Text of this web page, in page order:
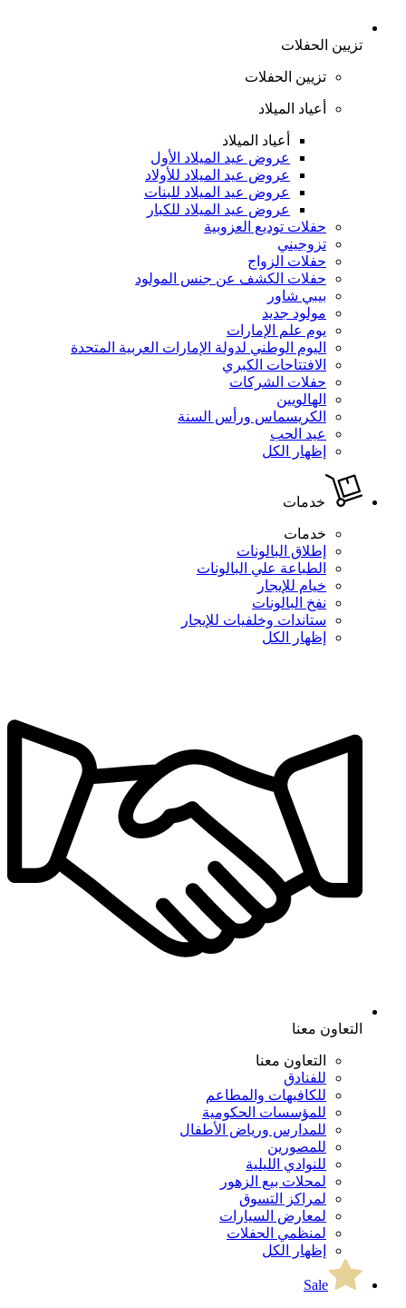
تزيين الحفلات
تزيين الحفلات
أعياد الميلاد
أعياد الميلاد
عروض عيد الميلاد الأول
عروض عيد الميلاد للأولاد
عروض عيد الميلاد للبنات
عروض عيد الميلاد للكبار
حفلات توديع العزوبية
تزوجيني
حفلات الزواج
حفلات الكشف عن جنس المولود
بيبي شاور
مولود جديد
يوم علم الإمارات
اليوم الوطني لدولة الإمارات العربية المتحدة
الافتتاحات الكبري
حفلات الشركات
الهالويين
الكريسماس ورأس السنة
عيد الحب
إظهار الكل
خدمات
خدمات
إطلاق البالونات
الطباعة علي البالونات
خيام للإيجار
نفخ البالونات
ستاندات وخلفيات للإيجار
إظهار الكل
التعاون معنا
التعاون معنا
للفنادق
للكافيهات والمطاعم
للمؤسسات الحكومية
للمدارس ورياض الأطفال
للمصورين
للنوادي الليلية
لمحلات بيع الزهور
لمراكز التسوق
لمعارض السيارات
لمنظمي الحفلات
إظهار الكل
Sale